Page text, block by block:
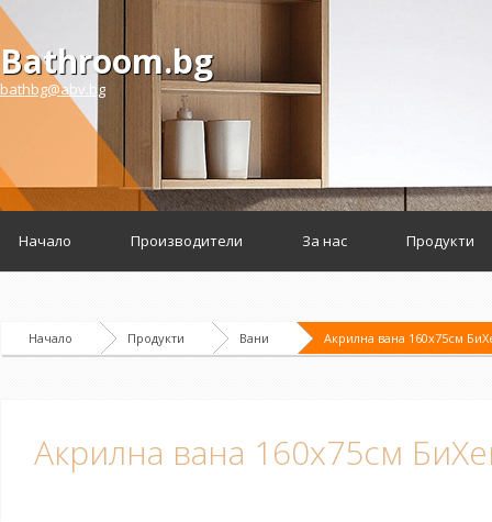
Bathroom.bg
bathbg@abv.bg
Начало Производители За нас Продукти
Начало Продукти Вани Акрилна вана 160x75см
Акрилна вана 160x75см